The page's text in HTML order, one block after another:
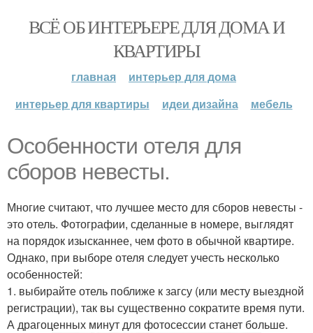
ВСЁ ОБ ИНТЕРЬЕРЕ ДЛЯ ДОМА И
КВАРТИРЫ
главная
интерьер для дома
интерьер для квартиры
идеи дизайна мебель
Особенности отеля для
сборов невесты.
Многие считают, что лучшее место для сборов невесты -
это отель. Фотографии, сделанные в номере, выглядят
на порядок изысканнее, чем фото в обычной квартире.
Однако, при выборе отеля следует учесть несколько
особенностей:
1. выбирайте отель поближе к загсу (или месту выездной
регистрации), так вы существенно сократите время пути.
А драгоценных минут для фотосессии станет больше.